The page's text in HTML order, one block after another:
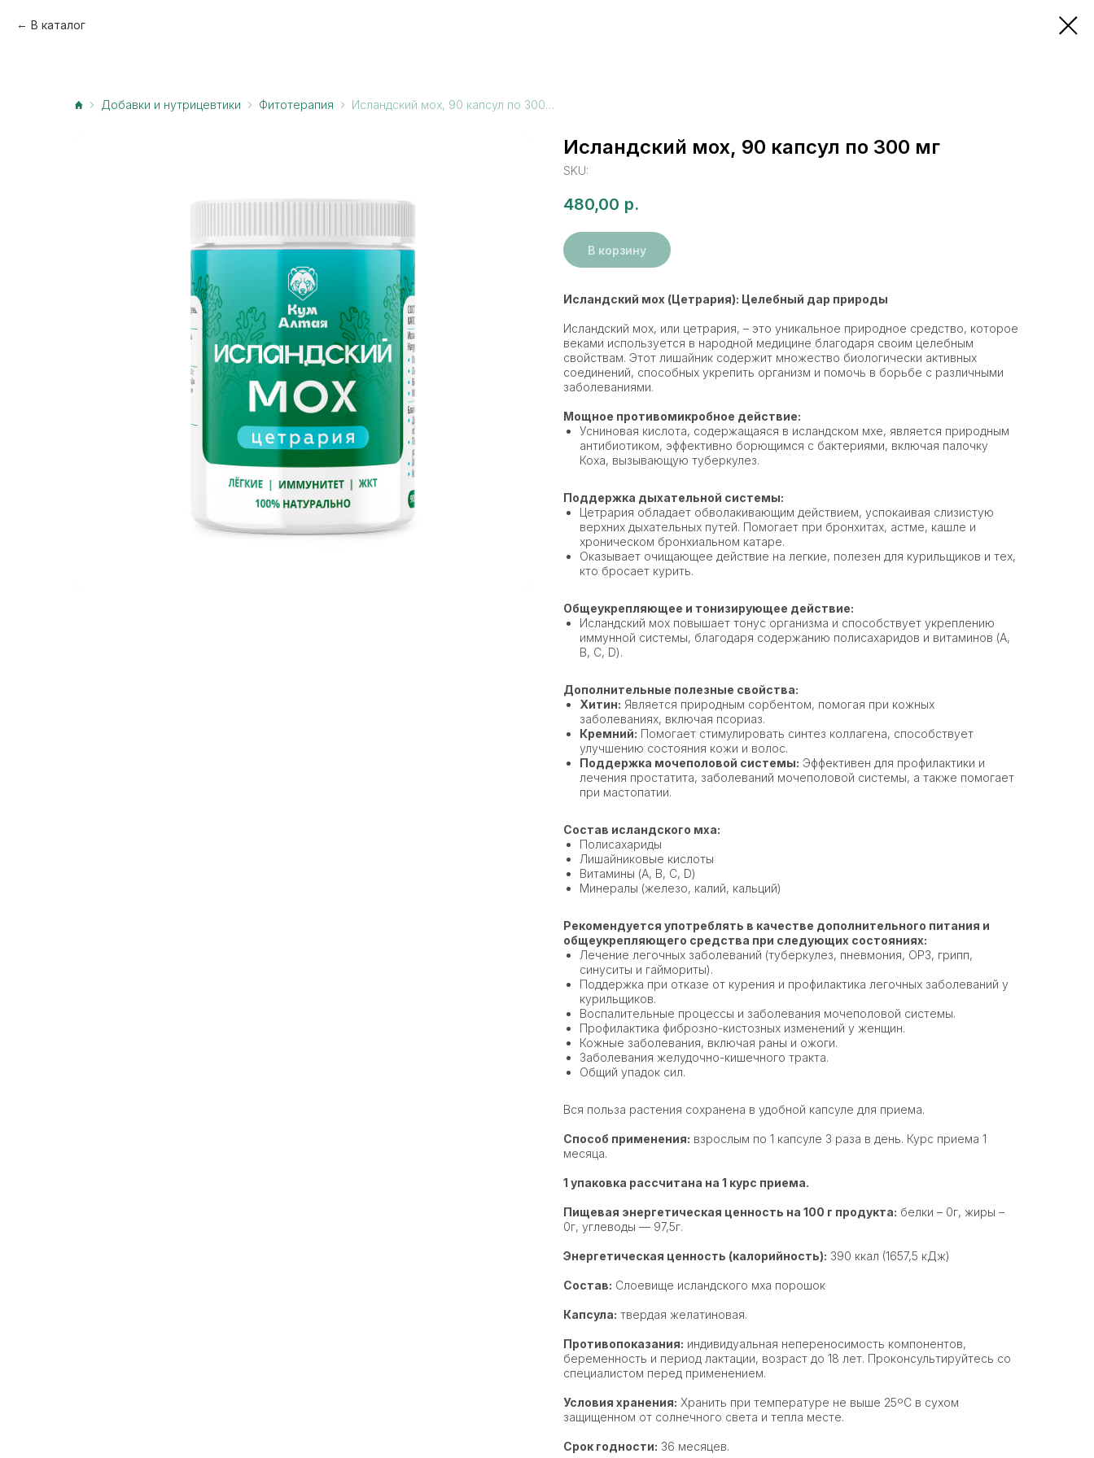
В каталог
Добавки и нутрицевтики Фитотерапия Исландский мох, 90 капсул по 300 мг
Исландский мох, 90 капсул по 300 мг
SKU:
480,00 р.
В корзину
Исландский мох (Цетрария): Целебный дар природы
Исландский мох, или цетрария, – это уникальное природное средство, которое
веками используется в народной медицине благодаря своим целебным
свойствам. Этот лишайник содержит множество биологически активных
соединений, способных укрепить организм и помочь в борьбе с различными
заболеваниями.
Мощное противомикробное действие:
Усниновая кислота, содержащаяся в исландском мхе, является природным
антибиотиком, эффективно борющимся с бактериями, включая палочку
Коха, вызывающую туберкулез.
Поддержка дыхательной системы:
Цетрария обладает обволакивающим действием, успокаивая слизистую
верхних дыхательных путей. Помогает при бронхитах, астме, кашле и
хроническом бронхиальном катаре.
Оказывает очищающее действие на легкие, полезен для курильщиков и тех,
кто бросает курить.
Общеукрепляющее и тонизирующее действие:
Исландский мох повышает тонус организма и способствует укреплению
иммунной системы, благодаря содержанию полисахаридов и витаминов (A,
B, C, D).
Дополнительные полезные свойства:
Хитин: Является природным сорбентом, помогая при кожных
заболеваниях, включая псориаз.
Кремний: Помогает стимулировать синтез коллагена, способствует
улучшению состояния кожи и волос.
Поддержка мочеполовой системы: Эффективен для профилактики и
лечения простатита, заболеваний мочеполовой системы, а также помогает
при мастопатии.
Состав исландского мха:
Полисахариды
Лишайниковые кислоты
Витамины (A, B, C, D)
Минералы (железо, калий, кальций)
Рекомендуется употреблять в качестве дополнительного питания и
общеукрепляющего средства при следующих состояниях:
Лечение легочных заболеваний (туберкулез, пневмония, ОРЗ, грипп,
синуситы и гаймориты).
Поддержка при отказе от курения и профилактика легочных заболеваний у
курильщиков.
Воспалительные процессы и заболевания мочеполовой системы.
Профилактика фиброзно-кистозных изменений у женщин.
Кожные заболевания, включая раны и ожоги.
Заболевания желудочно-кишечного тракта.
Общий упадок сил.
Вся польза растения сохранена в удобной капсуле для приема.
Способ применения: взрослым по 1 капсуле 3 раза в день. Курс приема 1
месяца.
1 упаковка рассчитана на 1 курс приема.
Пищевая энергетическая ценность на 100 г продукта: белки – 0г, жиры –
0г, углеводы — 97,5г.
Энергетическая ценность (калорийность): 390 ккал (1657,5 кДж)
Состав: Слоевище исландского мха порошок
Капсула: твердая желатиновая.
Противопоказания: индивидуальная непереносимость компонентов,
беременность и период лактации, возраст до 18 лет. Проконсультируйтесь со
специалистом перед применением.
Условия хранения: Хранить при температуре не выше 25ºС в сухом
защищенном от солнечного света и тепла месте.
Срок годности: 36 месяцев.